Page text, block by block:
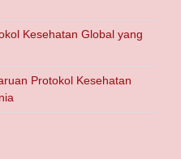
Kesehatan Global yang
Protokol Kesehatan